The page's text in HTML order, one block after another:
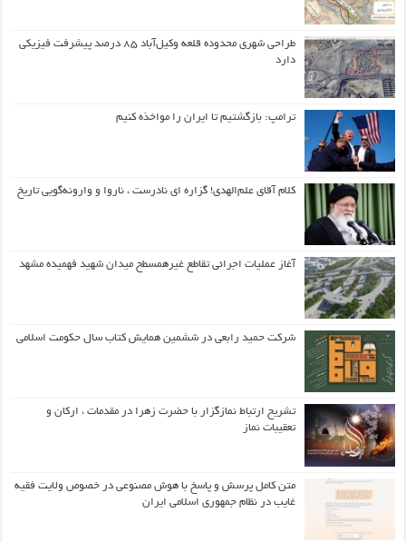
طراحی شهری محدوده قلعه وکیل‌آباد ۸۵ درصد پیشرفت فیزیکی
دارد
ترامپ: بازگشتیم تا ایران را مواخذه کنیم
کلام آقای علم‌الهدی! گزاره ای نادرست ، ناروا و وارونه‌گویی تاریخ
آغاز عملیات اجرائی تقاطع غیرهمسطح میدان شهید فهمیده مشهد
شرکت حمید رابعی در ششمین همایش کتاب سال حکومت اسلامی
تشریح ارتباط نمازگزار با حضرت زهرا در مقدمات ، ارکان و
تعقیبات نماز
متن کامل پرسش و پاسخ با هوش مصنوعی در خصوص ولایت فقیه
غایب در نظام جمهوری اسلامی ایران